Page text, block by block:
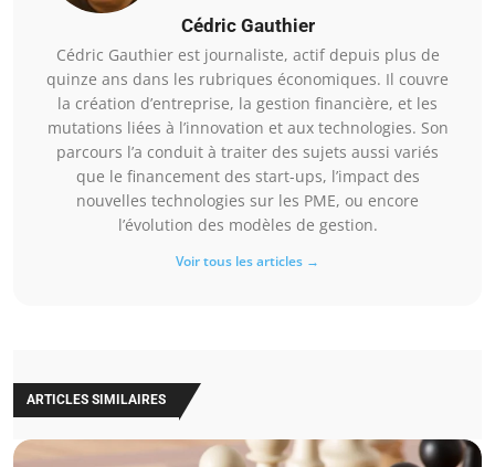
Cédric Gauthier
Cédric Gauthier est journaliste, actif depuis plus de
quinze ans dans les rubriques économiques. Il couvre
la création d’entreprise, la gestion financière, et les
mutations liées à l’innovation et aux technologies. Son
parcours l’a conduit à traiter des sujets aussi variés
que le financement des start-ups, l’impact des
nouvelles technologies sur les PME, ou encore
l’évolution des modèles de gestion.
Voir tous les articles →
ARTICLES SIMILAIRES